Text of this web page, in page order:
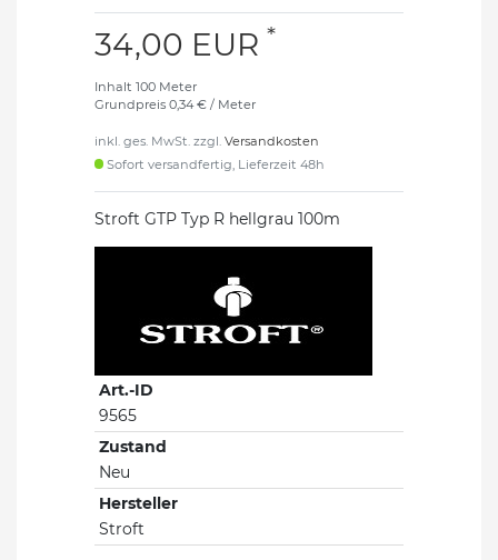
34,00 EUR *
Inhalt 100 Meter
Grundpreis 0,34 € / Meter
inkl. ges. MwSt. zzgl. Versandkosten
Sofort versandfertig, Lieferzeit 48h
Stroft GTP Typ R hellgrau 100m
Art.-ID
9565
Zustand
Neu
Hersteller
Stroft